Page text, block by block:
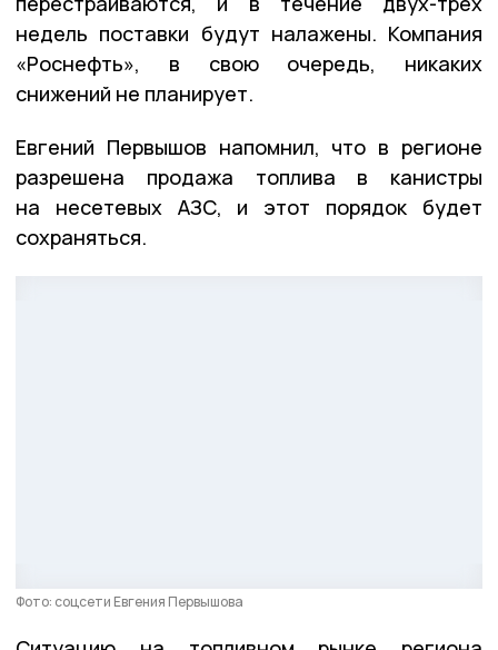
недель поставки будут налажены. Компания
«Роснефть», в свою очередь, никаких
снижений не планирует.
Евгений Первышов напомнил, что в регионе
разрешена продажа топлива в канистры
на несетевых АЗС, и этот порядок будет
сохраняться.
Фото: соцсети Евгения Первышова